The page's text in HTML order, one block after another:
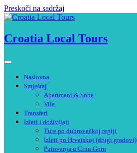
Preskoči na sadržaj
Croatia Local Tours
Naslovna
Smještaj
Apartmani & Sobe
Vile
Transferi
Izleti i doživljaji
Ture po dubrovačkoj regiji
Izleti po Hrvatskoj (drugi gradovi)
Putovanja u Crnu Goru